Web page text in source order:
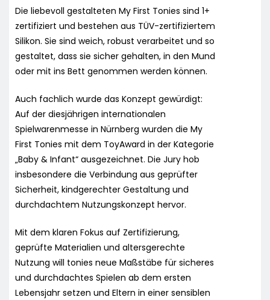
Die liebevoll gestalteten My First Tonies sind 1+
zertifiziert und bestehen aus TÜV-zertifiziertem
Silikon. Sie sind weich, robust verarbeitet und so
gestaltet, dass sie sicher gehalten, in den Mund
oder mit ins Bett genommen werden können.
Auch fachlich wurde das Konzept gewürdigt:
Auf der diesjährigen internationalen
Spielwarenmesse in Nürnberg wurden die My
First Tonies mit dem ToyAward in der Kategorie
„Baby & Infant“ ausgezeichnet. Die Jury hob
insbesondere die Verbindung aus geprüfter
Sicherheit, kindgerechter Gestaltung und
durchdachtem Nutzungskonzept hervor.
Mit dem klaren Fokus auf Zertifizierung,
geprüfte Materialien und altersgerechte
Nutzung will tonies neue Maßstäbe für sicheres
und durchdachtes Spielen ab dem ersten
Lebensjahr setzen und Eltern in einer sensiblen